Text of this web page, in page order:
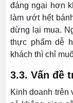
đáng ngại hơn
làm ướt hết
dừng lại mua.
thực phẩm dễ
khách thì chỉ
3.3. Vấn đề
Kinh doanh trên